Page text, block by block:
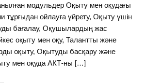
модульдер Оқыту мен оқудағы
тұрғыдан ойлауға үйрету, Оқыту үшін
бағалау, Оқушылардың жас
оқыту мен оқу, Талантты және
оқыту, Оқытуды басқару және
мен оқуда АКТ-ны […]